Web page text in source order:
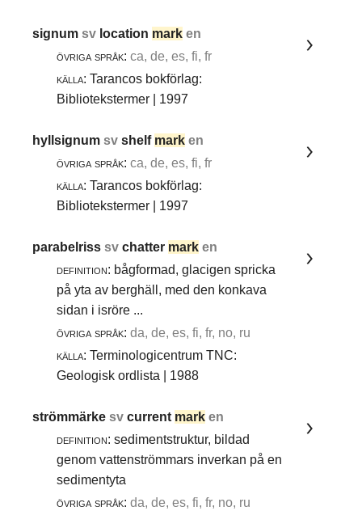
signumsv location mark en
övriga språk: ca, de, es, fi, fr
källa: Tarancos bokförlag:
Bibliotekstermer | 1997
hyllsignumsvshelf mark en
övriga språk: ca, de, es, fi, fr
källa: Tarancos bokförlag:
Bibliotekstermer | 1997
parabelrisssvchatter mark en
definition: bågformad, glacigen spricka
på yta av berghäll, med den konkava
sidan i isröre ...
övriga språk: da, de, es, fi, fr, no, ru
källa: Terminologicentrum TNC:
Geologisk ordlista | 1988
strömmärkesvcurrent mark en
definition: sedimentstruktur, bildad
genom vattenströmmars inverkan på en
sedimentyta
övriga språk: da, de, es, fi, fr, no, ru